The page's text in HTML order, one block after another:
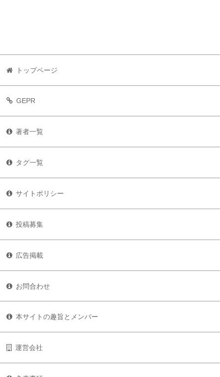
トップページ
GEPR
著者一覧
タグ一覧
サイトポリシー
投稿募集
広告掲載
お問合わせ
本サイトの趣旨とメンバー
運営会社